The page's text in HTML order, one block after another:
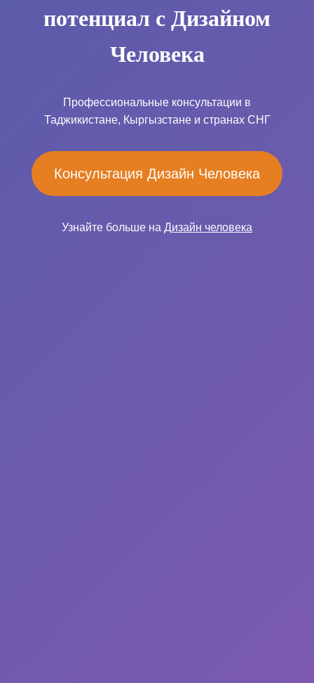
потенциал с Дизайном
Человека
Профессиональные консультации в
Таджикистане, Кыргызстане и странах СНГ
Консультация Дизайн Человека
Узнайте больше на Дизайн человека